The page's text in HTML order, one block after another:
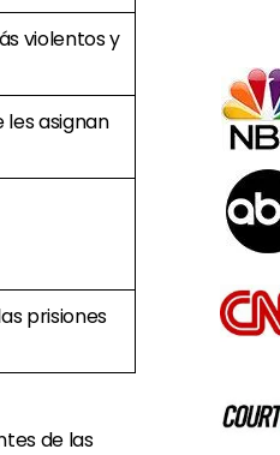
violentos y
les asignan
prisiones
de las